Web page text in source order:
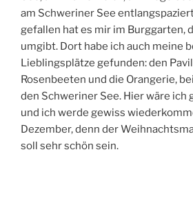
am Schweriner See
gefallen hat es mir im Burggarten,
umgibt. Dort habe ich auch meine
Lieblingsplätze gefunden: den
Rosenbeeten und die Orangerie,
den Schweriner See. Hier wäre ich
und ich werde gewiss
Dezember, denn der
soll sehr schön sein.